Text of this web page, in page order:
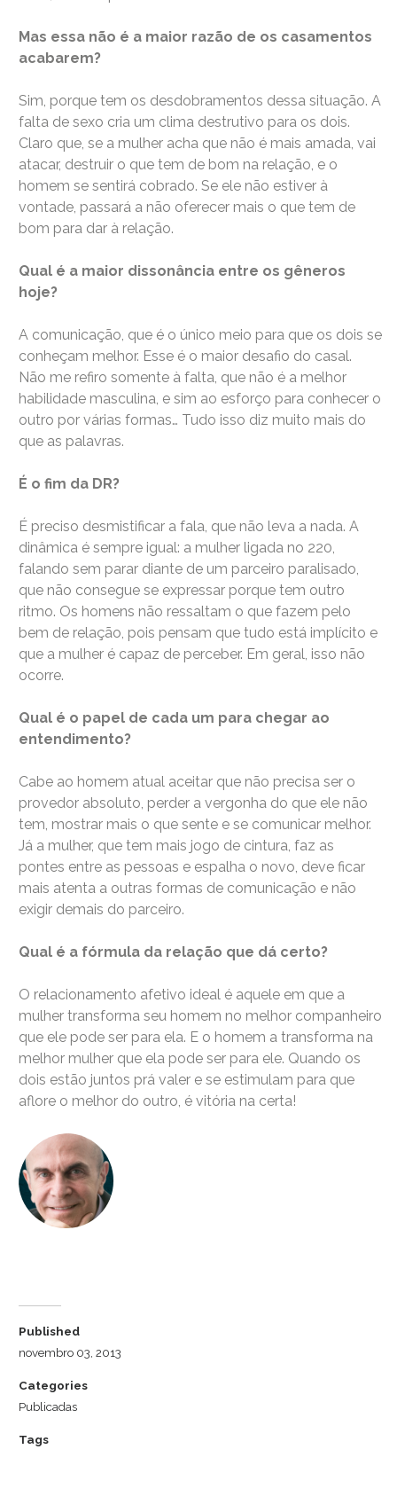
Mas essa não é a maior razão de os casamentos
acabarem?
Sim, porque tem os desdobramentos dessa situação. A
falta de sexo cria um clima destrutivo para os dois.
Claro que, se a mulher acha que não é mais amada, vai
atacar, destruir o que tem de bom na relação, e o
homem se sentirá cobrado. Se ele não estiver à
vontade, passará a não oferecer mais o que tem de
bom para dar à relação.
Qual é a maior dissonância entre os gêneros
hoje?
A comunicação, que é o único meio para que os dois se
conheçam melhor. Esse é o maior desafio do casal.
Não me refiro somente à falta, que não é a melhor
habilidade masculina, e sim ao esforço para conhecer o
outro por várias formas… Tudo isso diz muito mais do
que as palavras.
É o fim da DR?
É preciso desmistificar a fala, que não leva a nada. A
dinâmica é sempre igual: a mulher ligada no 220,
falando sem parar diante de um parceiro paralisado,
que não consegue se expressar porque tem outro
ritmo. Os homens não ressaltam o que fazem pelo
bem de relação, pois pensam que tudo está implícito e
que a mulher é capaz de perceber. Em geral, isso não
ocorre.
Qual é o papel de cada um para chegar ao
entendimento?
Cabe ao homem atual aceitar que não precisa ser o
provedor absoluto, perder a vergonha do que ele não
tem, mostrar mais o que sente e se comunicar melhor.
Já a mulher, que tem mais jogo de cintura, faz as
pontes entre as pessoas e espalha o novo, deve ficar
mais atenta a outras formas de comunicação e não
exigir demais do parceiro.
Qual é a fórmula da relação que dá certo?
O relacionamento afetivo ideal é aquele em que a
mulher transforma seu homem no melhor companheiro
que ele pode ser para ela. E o homem a transforma na
melhor mulher que ela pode ser para ele. Quando os
dois estão juntos prá valer e se estimulam para que
aflore o melhor do outro, é vitória na certa!
Published
novembro 03, 2013
Categories
Publicadas
Tags